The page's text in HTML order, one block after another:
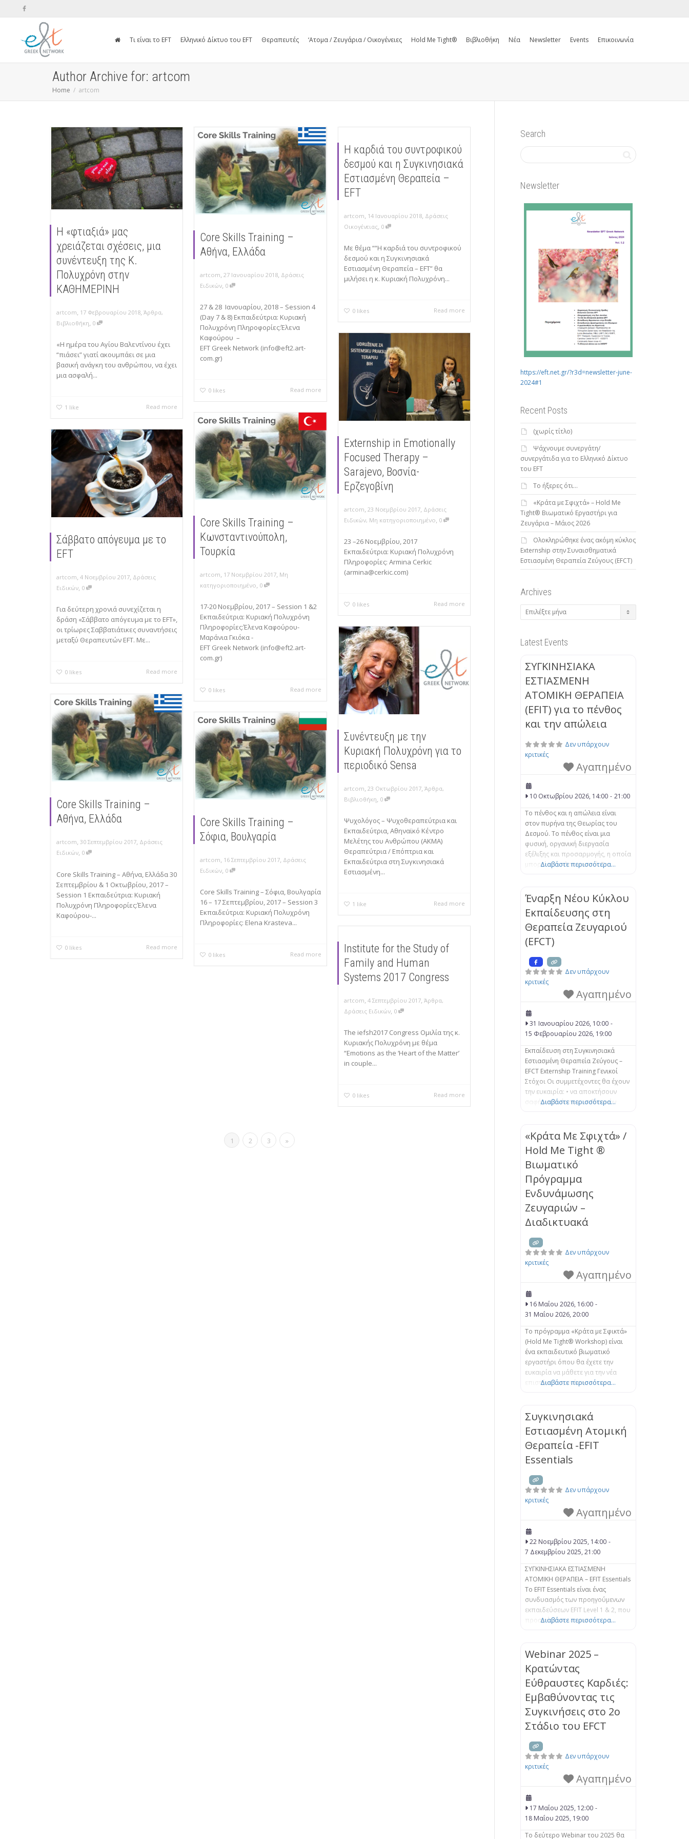
Τι είναι το EFT Ελληνικό Δίκτυο του EFT Θεραπευτές ‘Ατομα / Ζευγάρια / Οικογένειες Hold Me Tight® Βιβλιοθήκη Νέα Newsletter Events Επικοινωνία
Author Archive for: artcom
Home artcom
Η «φτιαξιά» μας
χρειάζεται σχέσεις, μια
συνέντευξη της Κ.
Πολυχρόνη στην
ΚΑΘΗΜΕΡΙΝΗ
artcom, 17 Φεβρουαρίου 2018, Άρθρα,
Βιβλιοθήκη, 0
«Η ημέρα του Αγίου Βαλεντίνου έχει
“πιάσει” γιατί ακουμπάει σε μια
βασική ανάγκη του ανθρώπου, να έχει
μια ασφαλή...
1 like Read more
Core Skills Training –
Αθήνα, Ελλάδα
artcom,27 Ιανουαρίου 2018, Δράσεις
Ειδικών, 0
27 & 28 Ιανουαρίου, 2018 – Session 4
(Day 7 & 8) Εκπαιδεύτρια: Κυριακή
Πολυχρόνη Πληροφορίες:Έλενα
Καφούρου –
EFT Greek Network (info@eft2.art-
com.gr)
0 likes Read more
Η καρδιά του συντροφικού
δεσμού και η Συγκινησιακά
Εστιασμένη Θεραπεία –
EFT
artcom, 14 Ιανουαρίου 2018, Δράσεις
Οικογένειας, 0
Με θέμα ““Η καρδιά του συντροφικού
δεσμού και η Συγκινησιακά
Εστιασμένη Θεραπεία – EFT” θα
μιλήσει η κ. Κυριακή Πολυχρόνη...
0 likes Read more
Externship in Emotionally
Focused Therapy –
Sarajevo, Βοσνία-
Ερζεγοβίνη
artcom, 23 Νοεμβρίου 2017, Δράσεις
Ειδικών, Μη κατηγοριοποιημένο, 0
23 –26 Νοεμβρίου, 2017
Εκπαιδεύτρια: Κυριακή Πολυχρόνη
Πληροφορίες: Armina Cerkic
(armina@cerkic.com)
0 likes Read more
Core Skills Training –
Κωνσταντινούπολη,
Τουρκία
artcom, 17 Νοεμβρίου 2017, Μη
κατηγοριοποιημένο, 0
17-20 Νοεμβρίου, 2017 – Session 1 &2
Εκπαιδεύτρια: Κυριακή Πολυχρόνη
Πληροφορίες:Έλενα Καφούρου-
Μαράνια Γκιόκα -
EFT Greek Network (info@eft2.art-
com.gr)
0 likes Read more
Σάββατο απόγευμα με το
EFT
artcom, 4 Νοεμβρίου 2017, Δράσεις
Ειδικών, 0
Για δεύτερη χρονιά συνεχίζεται η
δράση «Σάββατο απόγευμα με το EFT»,
οι τρίωρες Σαββατιάτικες συναντήσεις
μεταξύ Θεραπευτών EFT. Με...
0 likes Read more
Συνέντευξη με την
Κυριακή Πολυχρόνη για το
περιοδικό Sensa
artcom, 23 Οκτωβρίου 2017, Άρθρα,
Βιβλιοθήκη, 0
Ψυχολόγος – Ψυχοθεραπεύτρια και
Εκπαιδεύτρια, Αθηναϊκό Κέντρο
Μελέτης του Ανθρώπου (ΑΚΜΑ)
Θεραπεύτρια / Επόπτρια και
Εκπαιδεύτρια στη Συγκινησιακά
Εστιασμένη...
1 like Read more
Core Skills Training –
Αθήνα, Ελλάδα
artcom, 30 Σεπτεμβρίου 2017, Δράσεις
Ειδικών, 0
Core Skills Training – Αθήνα, Ελλάδα 30
Σεπτεμβρίου & 1 Οκτωβρίου, 2017 –
Session 1 Εκπαιδεύτρια: Κυριακή
Πολυχρόνη Πληροφορίες:Έλενα
Καφούρου-...
0 likes Read more
Core Skills Training –
Σόφια, Βουλγαρία
artcom, 16 Σεπτεμβρίου 2017, Δράσεις
Ειδικών, 0
Core Skills Training – Σόφια, Βουλγαρία
16 – 17 Σεπτεμβρίου, 2017 – Session 3
Εκπαιδεύτρια: Κυριακή Πολυχρόνη
Πληροφορίες: Elena Krasteva...
0 likes Read more
Institute for the Study of
Family and Human
Systems 2017 Congress
artcom, 4 Σεπτεμβρίου 2017, Άρθρα,
Δράσεις Ειδικών, 0
The iefsh2017 Congress Ομιλία της κ.
Κυριακής Πολυχρόνη με θέμα
“Emotions as the ‘Heart of the Matter’
in couple...
0 likes Read more
1 2 3 »
Search
Newsletter
https://eft.net.gr/?r3d=newsletter-june-
2024#1
Recent Posts
(χωρίς τίτλο)
Ψάχνουμε συνεργάτη/
συνεργάτιδα για το Ελληνικό Δίκτυο
του EFT
To ήξερες ότι…
«Κράτα με Σφιχτά» – Hold Me
Tight® Βιωματικό Εργαστήρι για
Ζευγάρια – Μάιος 2026
Ολοκληρώθηκε ένας ακόμη κύκλος
Externship στην Συναισθηματικά
Εστιασμένη Θεραπεία Ζεύγους (EFCT)
Archives
Archives
Latest Events
ΣΥΓΚΙΝΗΣΙΑΚΑ
ΕΣΤΙΑΣΜΕΝΗ
ΑΤΟΜΙΚΗ ΘΕΡΑΠΕΙΑ
(EFIT) για το πένθος
και την απώλεια
Δεν υπάρχουν
κριτικές
Αγαπημένο
10 Οκτωβρίου 2026, 14:00 - 21:00
Το πένθος και η απώλεια είναι
στον πυρήνα της Θεωρίας του
Δεσμού. Το πένθος είναι μια
φυσική, οργανική διεργασία
εξέλιξης και προσαρμογής, η οποία
μπορεί να μπλοκαριστεί. Τα
αφήνοντάς το αποσυνδεδεμένο
από τον εαυτό του και τους
άλλους, καθώς και συναισθηματικά
εγκλωβισμένο. Σε αυτό το
μονοήμερο σεμινάριο εξετάζεται ο
τρόπος με τον
Διαβάστε περισσότερα...
Έναρξη Νέου Κύκλου
Εκπαίδευσης στη
Θεραπεία Ζευγαριού
(EFCT)
Δεν υπάρχουν
κριτικές
Αγαπημένο
31 Ιανουαρίου 2026, 10:00 -
15 Φεβρουαρίου 2026, 19:00
Εκπαίδευση στη Συγκινησιακά
Εστιασμένη Θεραπεία Ζεύγους –
EFCT Externship Training Γενικοί
Στόχοι Οι συμμετέχοντες θα έχουν
την ευκαιρία: • να αποκτήσουν
σαφή κατανόηση των βασικών
Προσωποκεντρικής Προσέγγισης
της Συγκινησιακά Εστιασμένης
Θεραπείας για ζευγάρια– EFCT. • να
μπορούν να αντιλαμβάνονται τη
δυσφορία στο ζευγάρι με βάση τη
Θεωρία του Δεσμού και να
βοηθούν τους συντρόφους
Διαβάστε περισσότερα...
«Κράτα Με Σφιχτά» /
Hold Me Tight ®
Βιωματικό
Πρόγραμμα
Ενδυνάμωσης
Ζευγαριών –
Διαδικτυακά
Δεν υπάρχουν
κριτικές
Αγαπημένο
16 Μαΐου 2026, 16:00 -
31 Μαΐου 2026, 20:00
Το πρόγραμμα «Κράτα με Σφικτά»
(Hold Me Tight® Workshop) είναι
ένα εκπαιδευτικό βιωματικό
εργαστήρι όπου θα έχετε την
ευκαιρία να μάθετε για την νέα
επιστήμη της αγάπης και να
μια ουσιαστική σύνδεση με τον/ την
σύντροφό σας. Στο EFT, βοηθάμε
τα ζευγάρια να μάθουν πώς να
αντιμετωπίζουν μαζί τα
συναισθήματά τους, να
προσεγγίζουν
Διαβάστε περισσότερα...
Συγκινησιακά
Εστιασμένη Ατομική
Θεραπεία -EFIT
Essentials
Δεν υπάρχουν
κριτικές
Αγαπημένο
22 Νοεμβρίου 2025, 14:00 -
7 Δεκεμβρίου 2025, 21:00
ΣΥΓΚΙΝΗΣΙΑΚΑ ΕΣΤΙΑΣΜΕΝΗ
ΑΤΟΜΙΚΗ ΘΕΡΑΠΕΙΑ – EFIT Essentials
Το EFIT Essentials είναι ένας
συνδυασμός των προηγούμενων
εκπαιδεύσεων EFIT Level 1 & 2, που
προσφέρεται ως μια
έτσι δομημένη ούτως ώστε να
μια βαθύτερη κατανόηση του
μοντέλου EFIT, όπως αυτό
πλαισιώνεται από την επιστήμη
του Δεσμού. Μέσα από μια μίξη
θεωρητικής
Διαβάστε περισσότερα...
Webinar 2025 –
Κρατώντας
Εύθραυστες Καρδιές:
Εμβαθύνοντας τις
Συγκινήσεις στο 2ο
Στάδιο του EFCT
Δεν υπάρχουν
κριτικές
Αγαπημένο
17 Μαΐου 2025, 12:00 -
18 Μαΐου 2025, 19:00
Το δεύτερο Webinar του 2025 θα